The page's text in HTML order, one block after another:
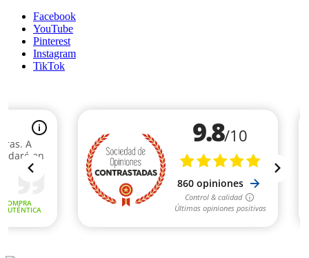
Facebook
YouTube
Pinterest
Instagram
TikTok